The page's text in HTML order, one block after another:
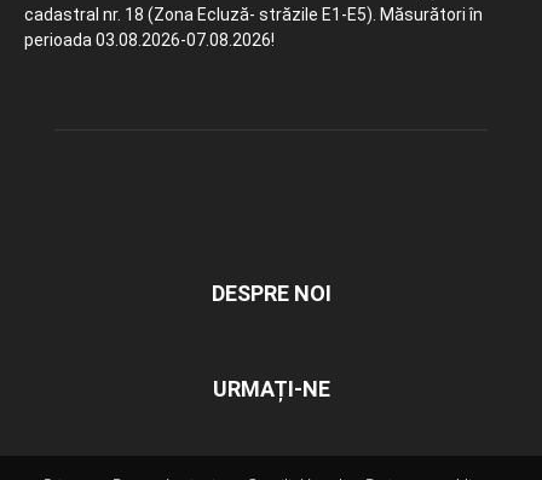
cadastral nr. 18 (Zona Ecluză- străzile E1-E5). Măsurători în
perioada 03.08.2026-07.08.2026!
DESPRE NOI
URMAȚI-NE